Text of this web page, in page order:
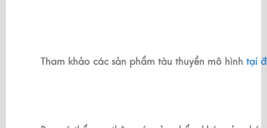
Tham khảo các sản phẩm tàu thuyền mô hình tại